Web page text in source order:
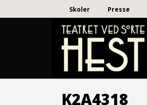
Skoler Presse
K2A4318